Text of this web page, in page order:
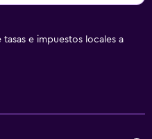
e impuestos locales a